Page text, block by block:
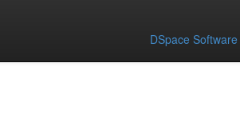
DSpace Software